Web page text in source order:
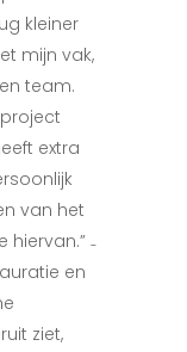
kleiner
mijn vak,
team.
extra
van het
hiervan.” ­
en
ziet,